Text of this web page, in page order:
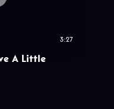
3:27
A Little